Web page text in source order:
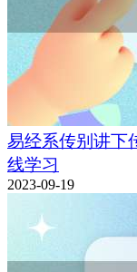
易经系传别讲下
线学习
2023-09-19